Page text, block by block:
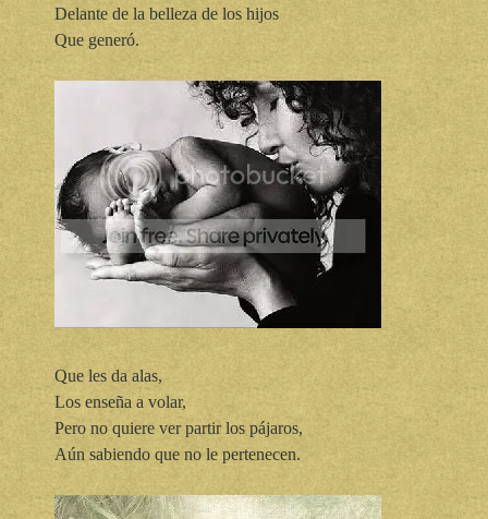
Delante de la belleza de los hijos
Que generó.
Que les da alas,
Los enseña a volar,
Pero no quiere ver partir los pájaros,
Aún sabiendo que no le pertenecen.